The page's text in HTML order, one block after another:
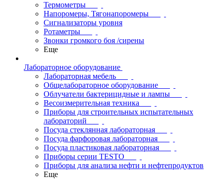
Термометры
Напоромеры, Тягонапоромеры
Сигнализаторы уровня
Ротаметры
Звонки громкого боя /сирены
Еще
Лабораторное оборудование
Лабораторная мебель
Общелабораторное оборудование
Облучатели бактерицидные и лампы
Весоизмерительная техника
Приборы для строительных испытательных
лабораторий
Посуда стеклянная лабораторная
Посуда фарфоровая лабораторная
Посуда пластиковая лабораторная
Приборы серии TESTO
Приборы для анализа нефти и нефтепродуктов
Еще